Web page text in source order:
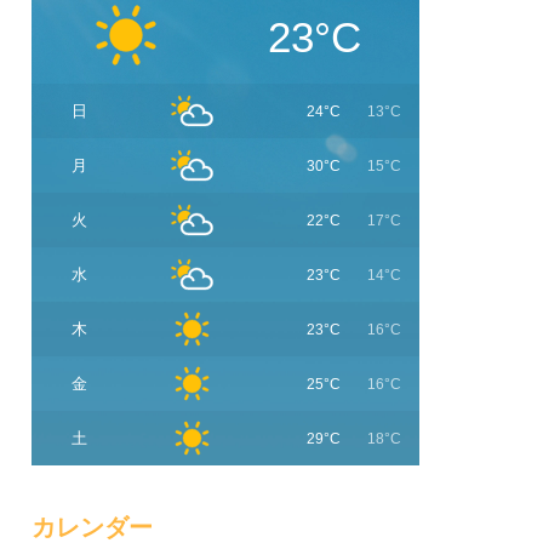
23°C
日 24°C 13°C
月 30°C 15°C
火 22°C 17°C
水 23°C 14°C
木 23°C 16°C
金 25°C 16°C
土 29°C 18°C
カレンダー